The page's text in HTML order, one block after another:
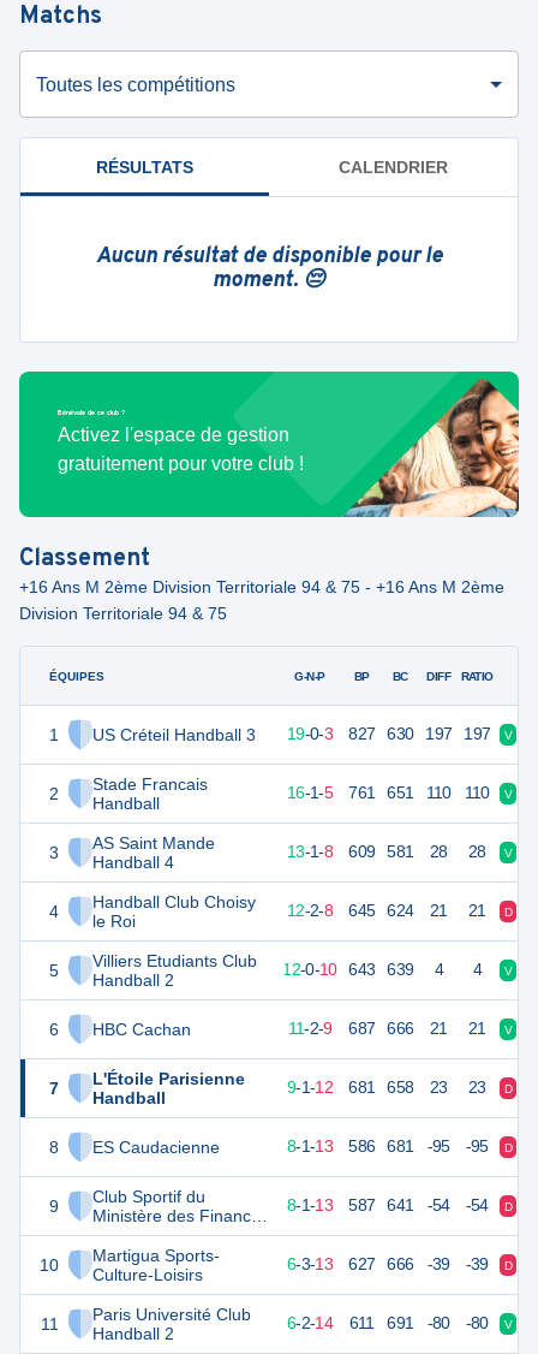
Matchs
Toutes les compétitions
RÉSULTATS CALENDRIER
Aucun résultat de disponible pour le
moment. 😔
Bénévole de ce club ?
Activez l'espace de gestion
gratuitement pour votre club !
Classement
+16 Ans M 2ème Division Territoriale 94 & 75 - +16 Ans M 2ème
Division Territoriale 94 & 75
ÉQUIPES
1 US Créteil Handball 3
2
Stade Francais
Handball
3
AS Saint Mande
Handball 4
4
Handball Club Choisy
le Roi
5
Villiers Etudiants Club
Handball 2
6 HBC Cachan
7
L'Étoile Parisienne
Handball
8 ES Caudacienne
9
Club Sportif du
Ministère des Finances
2
10
Martigua Sports-
Culture-Loisirs
11
Paris Université Club
Handball 2
G-N-P BP BC DIFF RATIO
60 22 19-0-3 827 630 197 197 V
16-1-5 761 651 110 110 V
49 13-1-8 609 581 28 28 V
48 22 12-2-8 645 624 21 21 D
46 22 12-0-10 643 639 4 4 V
11-2-9 687 666 21 21 V
41 9-1-12 681 658 23 23 D
39 8-1-13 586 681 -95 -95 D
39 8-1-13 587 641 -54 -54 D
37 6-3-13 627 666 -39 -39 D
35 22 6-2-14 611 691 -80 -80 V